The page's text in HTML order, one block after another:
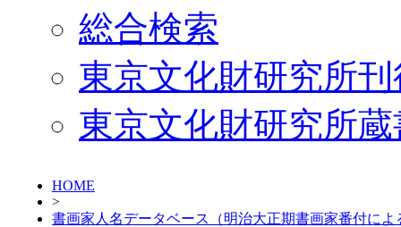
総合検索
東京文化財研究所
東京文化財研究所
HOME
>
書画家人名データベース（明治大正期書画家番付によ